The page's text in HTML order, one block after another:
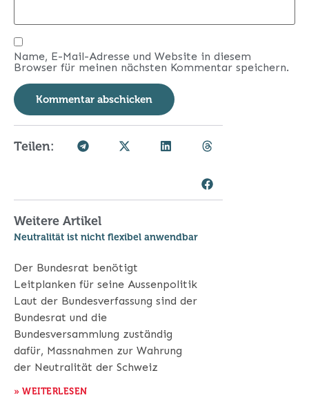
Name, E-Mail-Adresse und Website in diesem
Browser für meinen nächsten Kommentar speichern.
Teilen:
Weitere Artikel
Neutralität ist nicht flexibel anwendbar
Der Bundesrat benötigt
Leitplanken für seine Aussenpolitik
Laut der Bundesverfassung sind der
Bundesrat und die
Bundesversammlung zuständig
dafür, Massnahmen zur Wahrung
der Neutralität der Schweiz
» WEITERLESEN